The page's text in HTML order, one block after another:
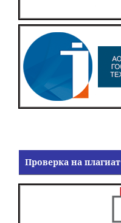
Проверка на плагиат